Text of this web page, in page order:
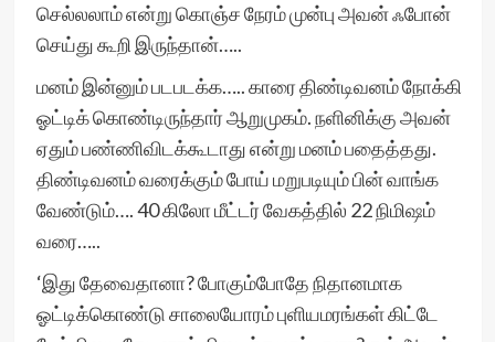
செல்லலாம் என்று கொஞ்ச நேரம் முன்பு அவன் ஃபோன்
செய்து கூறி இருந்தான்…..
மனம் இன்னும் படபடக்க….. காரை திண்டிவனம் நோக்கி
ஓட்டிக் கொண்டிருந்தார் ஆறுமுகம். நளினிக்கு அவன்
ஏதும் பண்ணிவிடக்கூடாது என்று மனம் பதைத்தது.
திண்டிவனம் வரைக்கும் போய் மறுபடியும் பின் வாங்க
வேண்டும்…. 40 கிலோ மீட்டர் வேகத்தில் 22 நிமிஷம்
வரை…..
‘இது தேவைதானா? போகும்போதே நிதானமாக
ஓட்டிக்கொண்டு சாலையோரம் புளியமரங்கள் கிட்டே